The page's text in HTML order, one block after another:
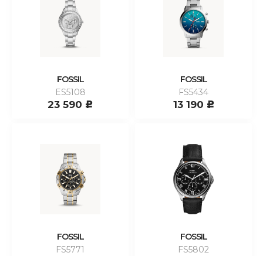
FOSSIL
ES5108
23 590 c
FOSSIL
FS5434
13 190 c
FOSSIL
FS5771
FOSSIL
FS5802